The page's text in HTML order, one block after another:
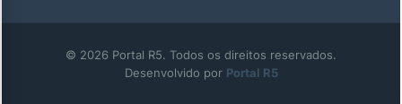
© 2026 Portal R5. Todos os direitos reservados.
Desenvolvido por Portal R5